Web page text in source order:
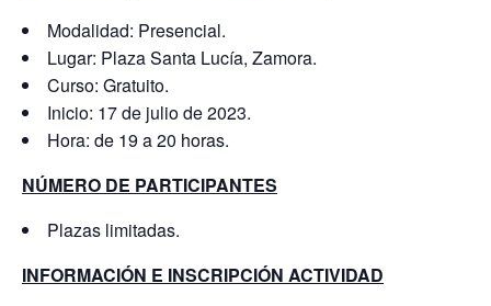
Modalidad: Presencial.
Lugar: Plaza Santa Lucía, Zamora.
Curso: Gratuito.
Inicio: 17 de julio de 2023.
Hora: de 19 a 20 horas.
NÚMERO DE PARTICIPANTES
Plazas limitadas.
INFORMACIÓN E INSCRIPCIÓN ACTIVIDAD